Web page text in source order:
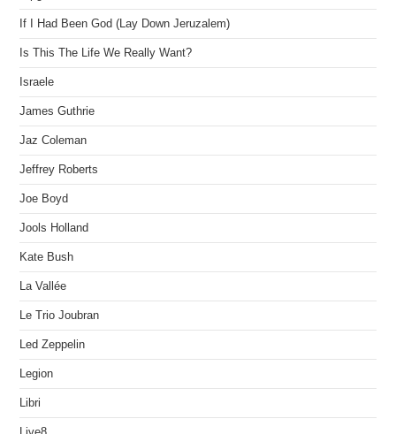
If I Had Been God (Lay Down Jeruzalem)
Is This The Life We Really Want?
Israele
James Guthrie
Jaz Coleman
Jeffrey Roberts
Joe Boyd
Jools Holland
Kate Bush
La Vallée
Le Trio Joubran
Led Zeppelin
Legion
Libri